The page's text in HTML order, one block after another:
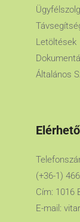
Letöltések
Általános
(+36-1)
Cím: 1016
E-mail: